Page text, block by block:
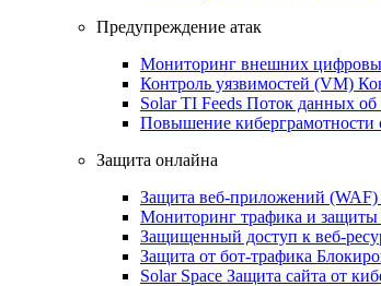
Предупреждение атак
Мониторинг внешних
Контроль уязвимостей (VM)
Solar TI Feeds Поток данных об
Повышение киберграмотности
Защита онлайна
Защита веб-приложений (WAF)
Мониторинг трафика и защиты
Защищенный доступ к веб-
Защита от бот‑трафика
Solar Space Защита сайта от